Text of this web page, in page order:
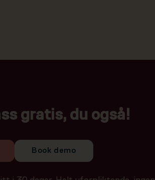
gratis, du også!
Book demo